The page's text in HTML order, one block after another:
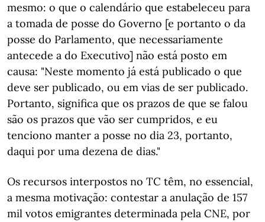
mesmo: o que o calendário que estabeleceu para
a tomada de posse do Governo [e portanto o da
posse do Parlamento, que necessariamente
antecede a do Executivo] não está posto em
causa: "Neste momento já está publicado o que
deve ser publicado, ou em vias de ser publicado.
Portanto, significa que os prazos de que se falou
são os prazos que vão ser cumpridos, e eu
tenciono manter a posse no dia 23, portanto,
daqui por uma dezena de dias."
Os recursos interpostos no TC têm, no essencial,
a mesma motivação: contestar a anulação de 157
mil votos emigrantes determinada pela CNE, por